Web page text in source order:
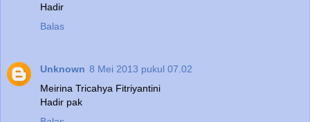
Hadir
Balas
Unknown 8 Mei 2013 pukul 07.02
Meirina Tricahya Fitriyantini
Hadir pak